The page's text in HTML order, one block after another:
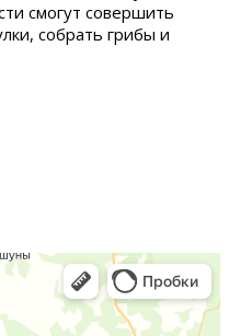
смогут совершить
собрать грибы и